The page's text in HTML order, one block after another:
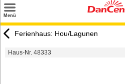
Menü
Urlaubsziele
Ferienhaus: Hou/Lagunen
Haus-Nr. 48333